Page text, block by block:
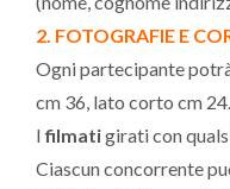
2. FOTOGRAFIE E
Ogni partecipante
cm 36, lato corto cm 24.
Ifilmatigirati con
Ciascun concorrente